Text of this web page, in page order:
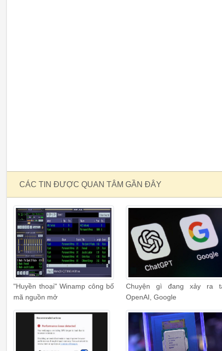
CÁC TIN ĐƯỢC QUAN TÂM GẦN ĐÂY
"Huyền thoại" Winamp công bố
mã nguồn mở
Chuyện gì đang xảy ra
OpenAI, Google